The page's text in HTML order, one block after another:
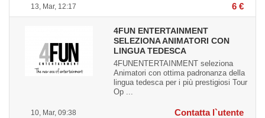
13, Mar, 12:17 6 €
10, Mar, 09:38
4FUN ENTERTAINMENT
SELEZIONA ANIMATORI CON
LINGUA TEDESCA
4FUNENTERTAINMENT seleziona
Animatori con ottima padronanza della
lingua tedesca per i più prestigiosi Tour
Op ...
Contatta l`utente